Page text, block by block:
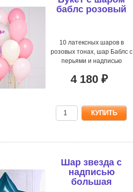
баблс розовый
10 латексных шаров в
розовых тонах, шар Баблс с
перьями и надписью
4 180 ₽
Шар звезда с
надписью
большая